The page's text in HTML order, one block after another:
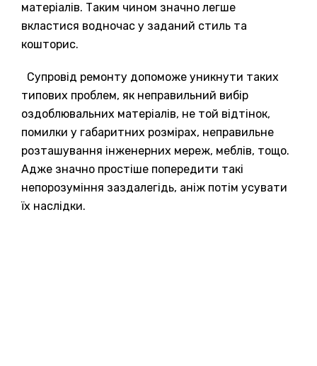
матеріалів. Таким чином значно легше
вкластися водночас у заданий стиль та
кошторис.
Супровід ремонту допоможе уникнути таких
типових проблем, як неправильний вибір
оздоблювальних матеріалів, не той відтінок,
помилки у габаритних розмірах, неправильне
розташування інженерних мереж, меблів, тощо.
Адже значно простіше попередити такі
непорозуміння заздалегідь, аніж потім усувати
їх наслідки.